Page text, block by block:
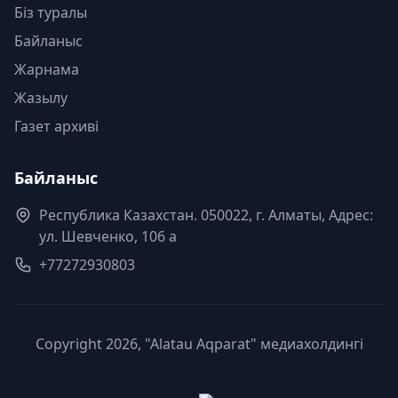
Біз туралы
Байланыс
Жарнама
Жазылу
Газет архиві
Байланыс
Республика Казахстан. 050022, г. Алматы, Адрес:
ул. Шевченко, 106 а
+77272930803
Copyright 2026, "Alatau Aqparat" медиахолдингі